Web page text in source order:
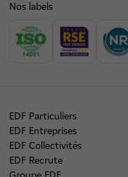
Nos labels
EDF Particuliers
EDF Entreprises
EDF Collectivités
EDF Recrute